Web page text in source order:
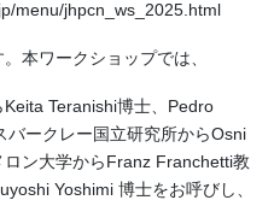
menu/jhpcn_ws_2025.html
本ワークショップでは、
Teranishi博士、Pedro
ークレー国立研究所からOsni
ン大学からFranz Franchetti教
Yoshimi 博士をお呼びし、